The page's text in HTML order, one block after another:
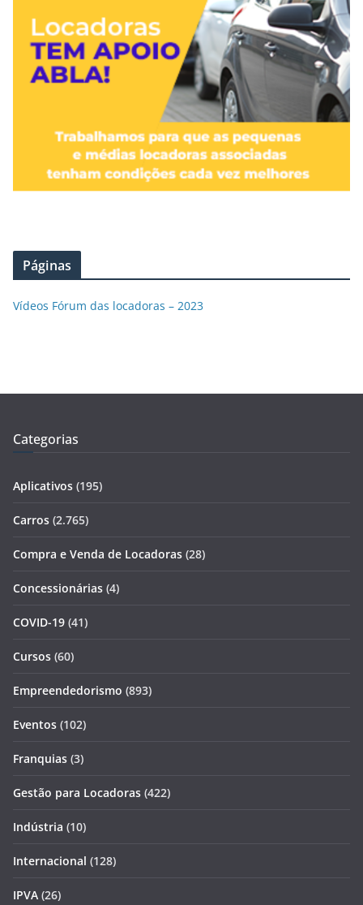
Páginas
Vídeos Fórum das locadoras – 2023
Categorias
Aplicativos (195)
Carros (2.765)
Compra e Venda de Locadoras (28)
Concessionárias (4)
COVID-19 (41)
Cursos (60)
Empreendedorismo (893)
Eventos (102)
Franquias (3)
Gestão para Locadoras (422)
Indústria (10)
Internacional (128)
IPVA (26)